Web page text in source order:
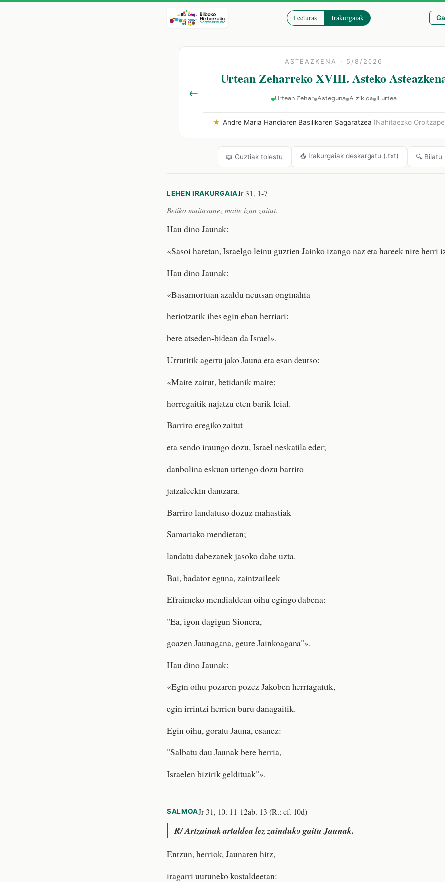
Lecturas Irakurgaiak
←
ASTEAZKENA · 5/8/2026
Urtean Zeharreko XVIII. Asteko
Urtean Zehar Asteguna A zikloa II urtea
★ Andre Maria Handiaren Basilikaren Sagaratzea (Nahitaezko
📖 Guztiak tolestu 📥 Irakurgaiak deskargatu (.txt) 🔍 Bilatu
LEHEN IRAKURGAIAJr 31, 1-7
Betiko maitasunez maite izan zaitut.
Hau dino Jaunak:
«Sasoi haretan, Israelgo leinu guztien Jainko izango naz eta hareek nire herri
Hau dino Jaunak:
«Basamortuan azaldu neutsan onginahia
heriotzatik ihes egin eban herriari:
bere atseden-bidean da Israel».
Urrutitik agertu jako Jauna eta esan deutso:
«Maite zaitut, betidanik maite;
horregaitik najatzu eten barik leial.
Barriro eregiko zaitut
eta sendo iraungo dozu, Israel neskatila eder;
danbolina eskuan urtengo dozu barriro
jaizaleekin dantzara.
Barriro landatuko dozuz mahastiak
Samariako mendietan;
landatu dabezanek jasoko dabe uzta.
Bai, badator eguna, zaintzaileek
Efraimeko mendialdean oihu egingo dabena:
"Ea, igon dagigun Sionera,
goazen Jaunagana, geure Jainkoagana"».
Hau dino Jaunak:
«Egin oihu pozaren pozez Jakoben herriagaitik,
egin irrintzi herrien buru danagaitik.
Egin oihu, goratu Jauna, esanez:
"Salbatu dau Jaunak bere herria,
Israelen bizirik geldituak"».
SALMOAJr 31, 10. 11-12ab. 13 (R.: cf. 10d)
R/Artzainak artaldea lez zainduko gaitu Jaunak.
Entzun, herriok, Jaunaren hitz,
iragarri uuruneko kostaldeetan: